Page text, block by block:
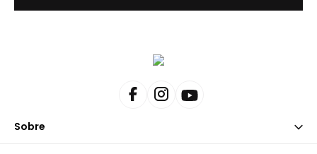
Sobre